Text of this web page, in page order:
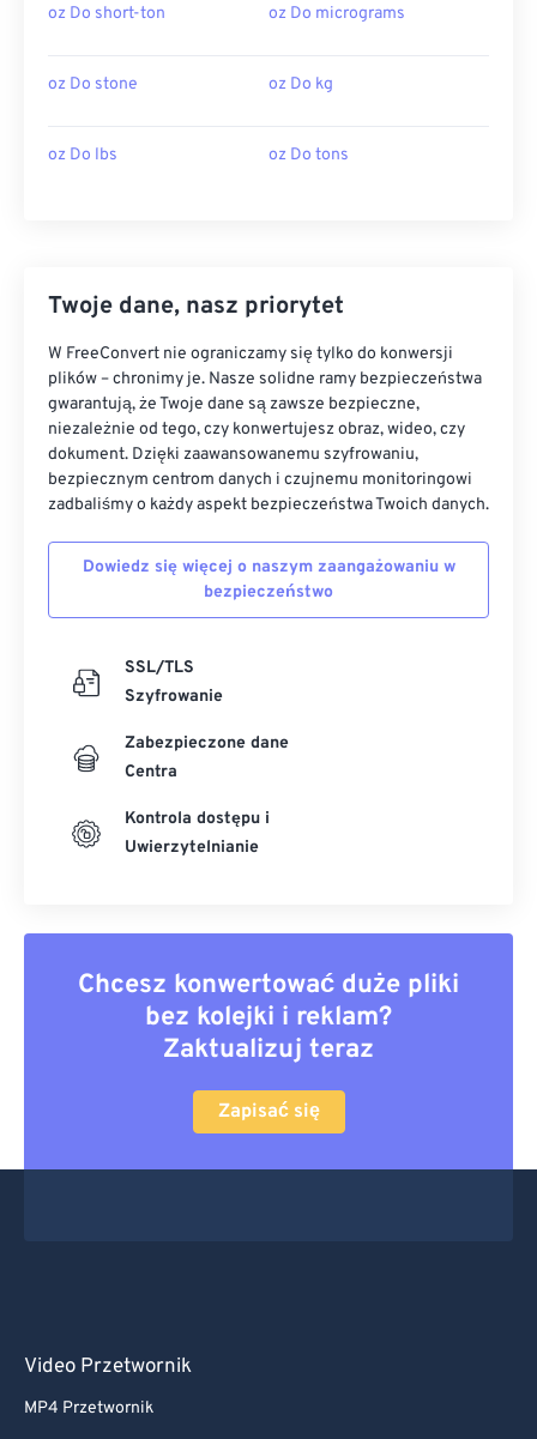
oz Do short-ton oz Do micrograms
oz Do stone oz Do kg
oz Do lbs oz Do tons
Twoje dane, nasz priorytet
W FreeConvert nie ograniczamy się tylko do konwersji
plików – chronimy je. Nasze solidne ramy bezpieczeństwa
gwarantują, że Twoje dane są zawsze bezpieczne,
niezależnie od tego, czy konwertujesz obraz, wideo, czy
dokument. Dzięki zaawansowanemu szyfrowaniu,
bezpiecznym centrom danych i czujnemu monitoringowi
zadbaliśmy o każdy aspekt bezpieczeństwa Twoich danych.
Dowiedz się więcej o naszym zaangażowaniu w
bezpieczeństwo
SSL/TLS
Szyfrowanie
Zabezpieczone dane
Centra
Kontrola dostępu i
Uwierzytelnianie
Chcesz konwertować duże pliki
bez kolejki i reklam?
Zaktualizuj teraz
Zapisać się
Video Przetwornik
MP4 Przetwornik